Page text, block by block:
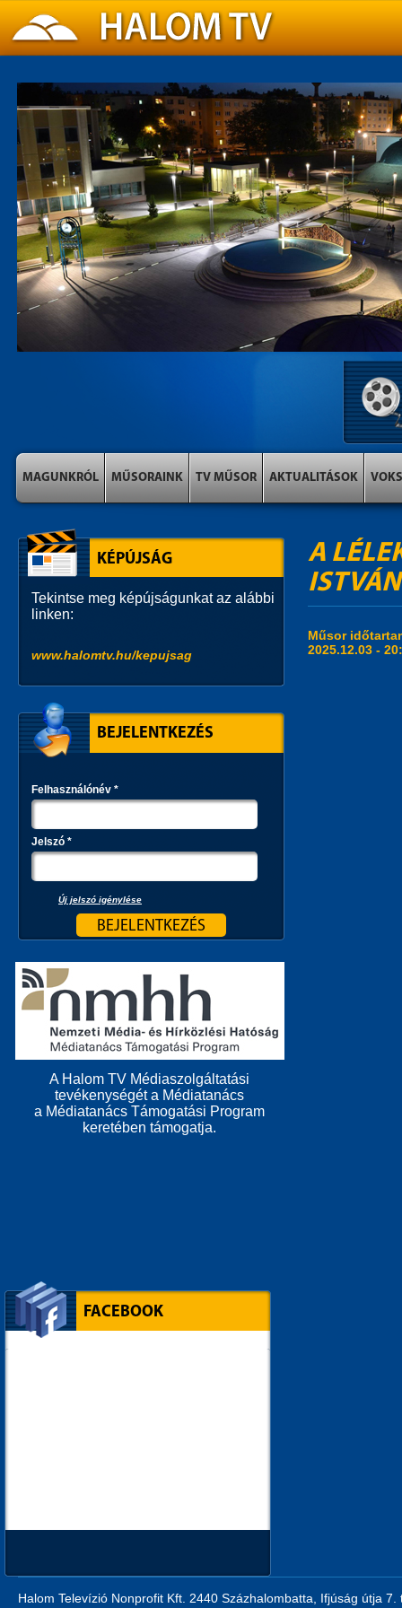
MAGUNKRÓL MŰSORAINK TV MŰSOR AKTUALITÁSOK VOKS
A
Műsor
2025.12.03 -
KÉPÚJSÁG
Tekintse meg képújságunkat az alábbi
linken:
www.halomtv.hu/kepujsag
BEJELENTKEZÉS
Felhasználónév *
Jelszó *
Új jelszó igénylése
A Halom TV Médiaszolgáltatási
tevékenységét a Médiatanács
a Médiatanács Támogatási Program
keretében támogatja.
FACEBOOK
Halom Televízió Nonprofit Kft. 2440 Százhalombatta, Ifjúság útja